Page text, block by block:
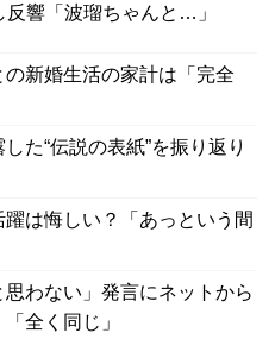
反響「波瑠ちゃんと…」
新婚生活の家計は「完全
た“伝説の表紙”を振り返り
は悔しい？「あっという間
わない」発言にネットから
全く同じ」